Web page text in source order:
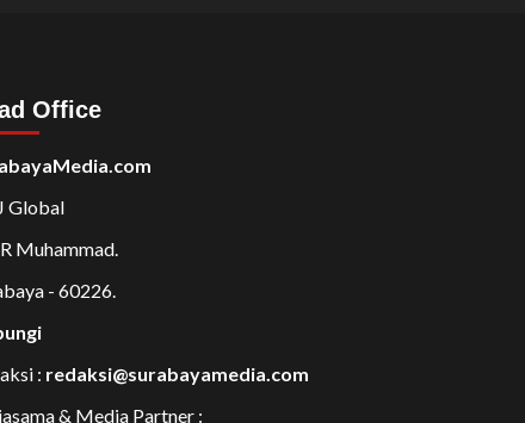
Office
Global
Muhammad.
- 60226.
: redaksi@surabayamedia.com
& Media Partner :